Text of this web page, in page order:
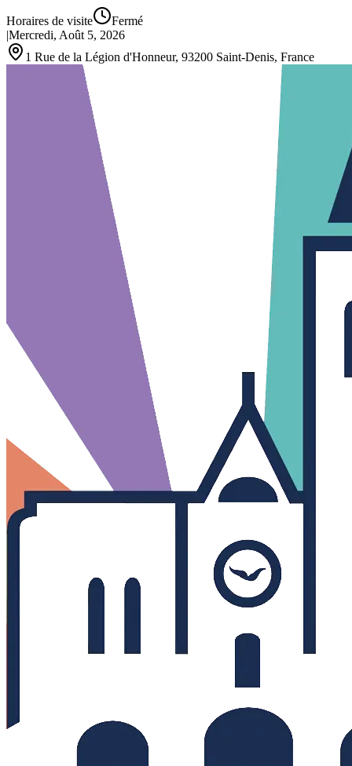
Horaires de visite
Fermé
|Mercredi, Août 5, 2026
1 Rue de la Légion d'Honneur, 93200 Saint‑Denis, France